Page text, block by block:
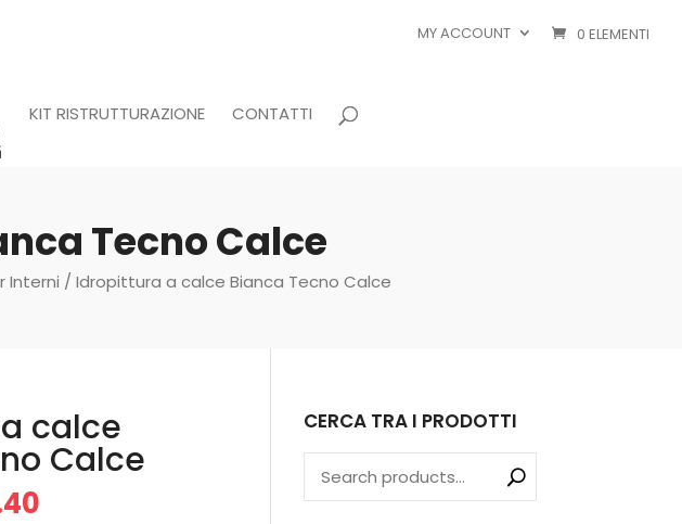
MY ACCOUNT 0 ELEMENTI
KIT RISTRUTTURAZIONE CONTATTI
Tecno Calce
Interni / Idropittura a calce Bianca Tecno Calce
calce
Calce
CERCA TRA I PRODOTTI